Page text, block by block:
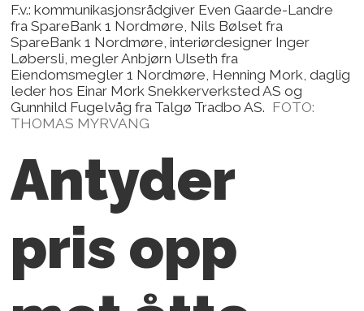
F.v.: kommunikasjonsrådgiver Even Gaarde-Landre
fra SpareBank 1 Nordmøre, Nils Bølset fra
SpareBank 1 Nordmøre, interiørdesigner Inger
Løbersli, megler Anbjørn Ulseth fra
Eiendomsmegler 1 Nordmøre, Henning Mork, daglig
leder hos Einar Mork Snekkerverksted AS og
Gunnhild Fugelvåg fra Talgø Tradbo AS. FOTO:
THOMAS MYRVANG
Antyder
pris opp